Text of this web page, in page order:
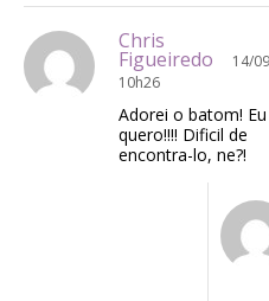
Chris
Figueiredo
14/
10h26
Adorei o batom! Eu
quero!!!! Dificil de
encontra-lo, ne?!